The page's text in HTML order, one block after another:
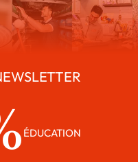
ÉDUCATION